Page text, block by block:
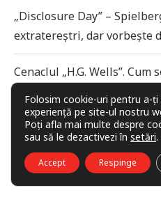
„Disclosure Day” –
extratereștri, dar vorbește
Cenaclul „H.G. Wells”.
Căpcăuni, castori și alte
Eternă, iubirea
Folosim cookie-uri pentru a-
experiență pe site-ul nostru
Poți afla mai multe despre
sau să le dezactivezi în setări.
Accept Respinge